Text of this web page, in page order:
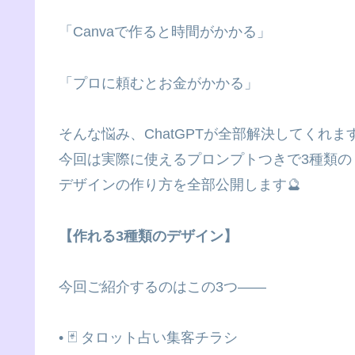
「Canvaで作ると時間がかかる」
「プロに頼むとお金がかかる」
そんな悩み、ChatGPTが全部解決してくれま
今回は実際に使えるプロンプトつきで3種類の
デザインの作り方を全部公開します🔮
【作れる3種類のデザイン】
今回ご紹介するのはこの3つ——
• 🃏 タロット占い集客チラシ